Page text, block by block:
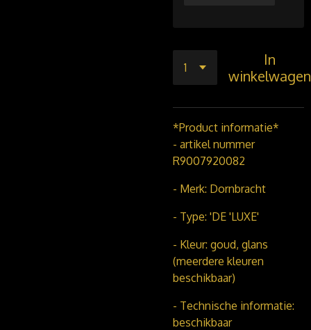
In
winkelwagen
*Product informatie*
- artikel nummer
R9007920082
- Merk: Dornbracht
- Type: 'DE 'LUXE'
- Kleur: goud, glans
(meerdere kleuren
beschikbaar)
- Technische informatie:
beschikbaar